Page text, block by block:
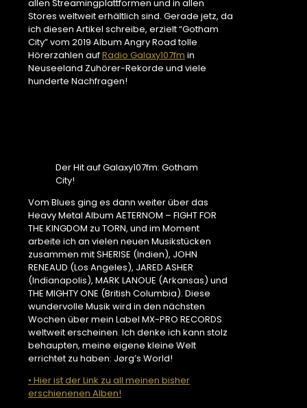
allen Streamingplattformen und in allen
Stores weltweit erhältlich sind. Gerade jetz, da
ich diesen Artikel schreibe, erzielt “Gotham
City” vom 2019 Album Angry Road tolle
Hörerzahlen aufRadio Galaxy107fm in
Neuseeland Zuhörer-Rekorde und viele
hunderte Nachfragen!
Der Hit auf Galaxy107fm: Gotham
City!
Vom Blues ging es dann weiter über das
Heavy Metal Album AETERNOM – FIGHT FOR
THE KINGDOM zu TORN, und im Moment
arbeite ich an vielen neuen Musikstücken
zusammen mit SHERISE (Indien), JOHN
RENEAUD (Los Angeles), JARED ASHER
(Indianapolis), MARK LANOUE (Arkansas) und
THE MIGHTY ONE (British Columbia). Diese
wundervolle Musik wird in den nächsten
Wochen über mein Label MX-PRO RECORDS
weltweit erscheinen. Ich denke ich kann stolz
behaupten, meine eigene kleine Welt
errichtet zu haben: Jørg’s World!
• Hier ist der Link zu all meinen bisher
erschienenen Alben!